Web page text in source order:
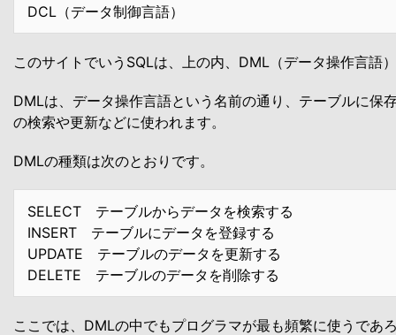
DCL（データ制御言語）
このサイトでいうSQLは、上の内、DML（データ操作言語
DMLは、データ操作言語という名前の通り、テーブルに保
の検索や更新などに使われます。
DMLの種類は次のとおりです。
SELECT テーブルからデータを検索する
INSERT テーブルにデータを登録する
UPDATE テーブルのデータを更新する
DELETE テーブルのデータを削除する
ここでは、DMLの中でもプログラマが最も頻繁に使うであ